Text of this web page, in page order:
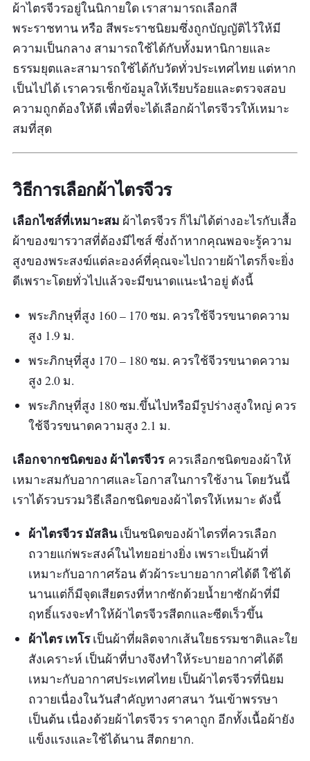
ผ้าไตรจีวรอยู่ในนิกายใด เราสามารถเลือกสี
พระราชทาน หรือ สีพระราชนิยมซึ่งถูกบัญญัติไว้ให้มี
ความเป็นกลาง สามารถใช้ได้กับทั้งมหานิกายและ
ธรรมยุตและสามารถใช้ได้กับวัดทั่วประเทศไทย แต่หาก
เป็นไปได้ เราควรเช็กข้อมูลให้เรียบร้อยและตรวจสอบ
ความถูกต้องให้ดี เพื่อที่จะได้เลือกผ้าไตรจีวรให้เหมาะ
สมที่สุด
วิธีการเลือกผ้าไตรจีวร
เลือกไซส์ที่เหมาะสม ผ้าไตรจีวร ก็ไม่ได้ต่างอะไรกับเสื้อ
ผ้าของฆารวาสที่ต้องมีไซส์ ซึ่งถ้าหากคุณพอจะรู้ความ
สูงของพระสงฆ์แต่ละองค์ที่คุณจะไปถวายผ้าไตรก็จะยิ่ง
ดีเพราะโดยทั่วไปแล้วจะมีขนาดแนะนำอยู่ ดังนี้
พระภิกษุที่สูง 160 – 170 ซม. ควรใช้จีวรขนาดความ
สูง 1.9 ม.
พระภิกษุที่สูง 170 – 180 ซม. ควรใช้จีวรขนาดความ
สูง 2.0 ม.
พระภิกษุที่สูง 180 ซม.ขึ้นไปหรือมีรูปร่างสูงใหญ่ ควร
ใช้จีวรขนาดความสูง 2.1 ม.
เลือกจากชนิดของ ผ้าไตรจีวร ควรเลือกชนิดของผ้าให้
เหมาะสมกับอากาศและโอกาสในการใช้งาน โดยวันนี้
เราได้รวบรวมวิธีเลือกชนิดของผ้าไตรให้เหมาะ ดังนี้
ผ้าไตรจีวร มัสลินเป็นชนิดของผ้าไตรที่ควรเลือก
ถวายแก่พระสงค์ในไทยอย่างยิ่ง เพราะเป็นผ้าที่
เหมาะกับอากาศร้อน ตัวผ้าระบายอากาศได้ดี ใช้ได้
นานแต่ก็มีจุดเสียตรงที่หากซักด้วยน้ำยาซักผ้าที่มี
ฤทธิ์แรงจะทำให้ผ้าไตรจีวรสีตกและซีดเร็วขึ้น
ผ้าไตร เทโรเป็นผ้าที่ผลิตจากเส้นใยธรรมชาติและใย
สังเคราะห์ เป็นผ้าที่บางจึงทำให้ระบายอากาศได้ดี
เหมาะกับอากาศประเทศไทย เป็นผ้าไตรจีวรที่นิยม
ถวายเนื่องในวันสำคัญทางศาสนา วันเข้าพรรษา
เป็นต้น เนื่องด้วยผ้าไตรจีวร ราคาถูก อีกทั้งเนื้อผ้ายัง
แข็งแรงและใช้ได้นาน สีตกยาก.